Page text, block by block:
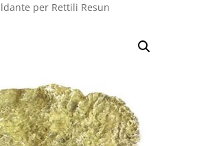
per Rettili Resun